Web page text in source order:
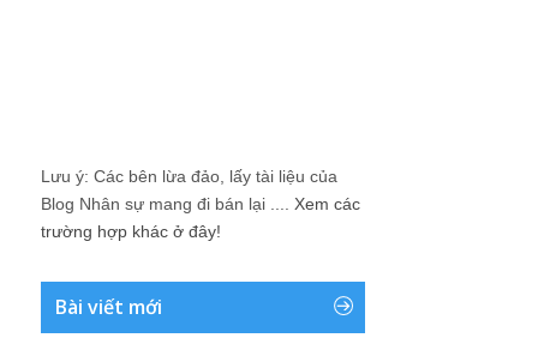
Lưu ý: Các bên lừa đảo, lấy tài liệu của
Blog Nhân sự mang đi bán lại .... Xem các
trường hợp khác ở đây!
Bài viết mới